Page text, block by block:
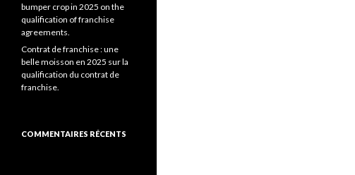
bumper crop in 2025 on the
qualification of franchise
agreements.
Contrat de franchise : une
belle moisson en 2025 sur la
qualification du contrat de
franchise.
COMMENTAIRES RÉCENTS